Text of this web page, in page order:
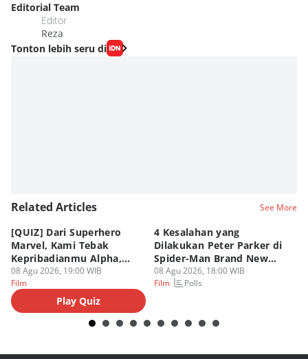
Editorial Team
Editor
Reza
Tonton lebih seru di
Related Articles See More
[QUIZ] Dari Superhero
Marvel, Kami Tebak
Kepribadianmu Alpha,
Beta, atau Omega
08 Agu 2026, 19:00 WIB
Film
Play Quiz
4 Kesalahan yang
Dilakukan Peter Parker di
Spider-Man Brand New
Day
08 Agu 2026, 18:00 WIB
Film
Polls